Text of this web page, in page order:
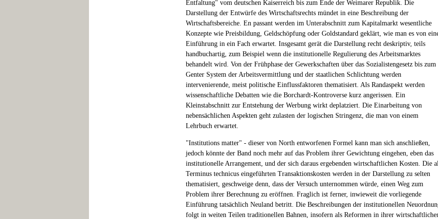
Entfaltung" vom deutschen Kaiserreich bis zum Ende der Weimarer Republik. Die
Darstellung der Entwürfe des Wirtschaftsrechts mündet in eine Beschreibung der
Wirtschaftsbereiche. En passant werden im Unterabschnitt zum Kapitalmarkt wesentliche
Konzepte wie Preisbildung, Geldschöpfung oder Goldstandard geklärt, wie man es von
Einführung in ein Fach erwartet. Insgesamt gerät die Darstellung recht deskriptiv, teils
handbuchartig, zum Beispiel wenn die institutionelle Regulierung des Arbeitsmarktes
behandelt wird. Von der Frühphase der Gewerkschaften über das Sozialistengesetz bis zum
Genter System der Arbeitsvermittlung und der staatlichen Schlichtung werden
intervenierende, meist politische Einflussfaktoren thematisiert. Als Randaspekt werden
wissenschaftliche Debatten wie die Borchardt-Kontroverse kurz angerissen. Ein
Kleinstabschnitt zur Entstehung der Werbung wirkt deplatziert. Die Einarbeitung von
nebensächlichen Aspekten geht zulasten der logischen Stringenz, die man von einem
Lehrbuch erwartet.
"Institutions matter" - dieser von North entworfenen Formel kann man sich anschließen,
jedoch könnte der Band noch mehr auf das Problem ihrer Gewichtung eingehen, eben das
institutionelle Arrangement, und der sich daraus ergebenden wirtschaftlichen Kosten. Die
Terminus technicus eingeführten Transaktionskosten werden in der Darstellung zu selten
thematisiert, geschweige denn, dass der Versuch unternommen würde, einen Weg zum
Problem ihrer Berechnung zu eröffnen. Fraglich ist ferner, inwieweit die vorliegende
Einführung tatsächlich Neuland betritt. Die Beschreibungen der institutionellen
folgt in weiten Teilen traditionellen Bahnen, insofern als Reformen in ihrer